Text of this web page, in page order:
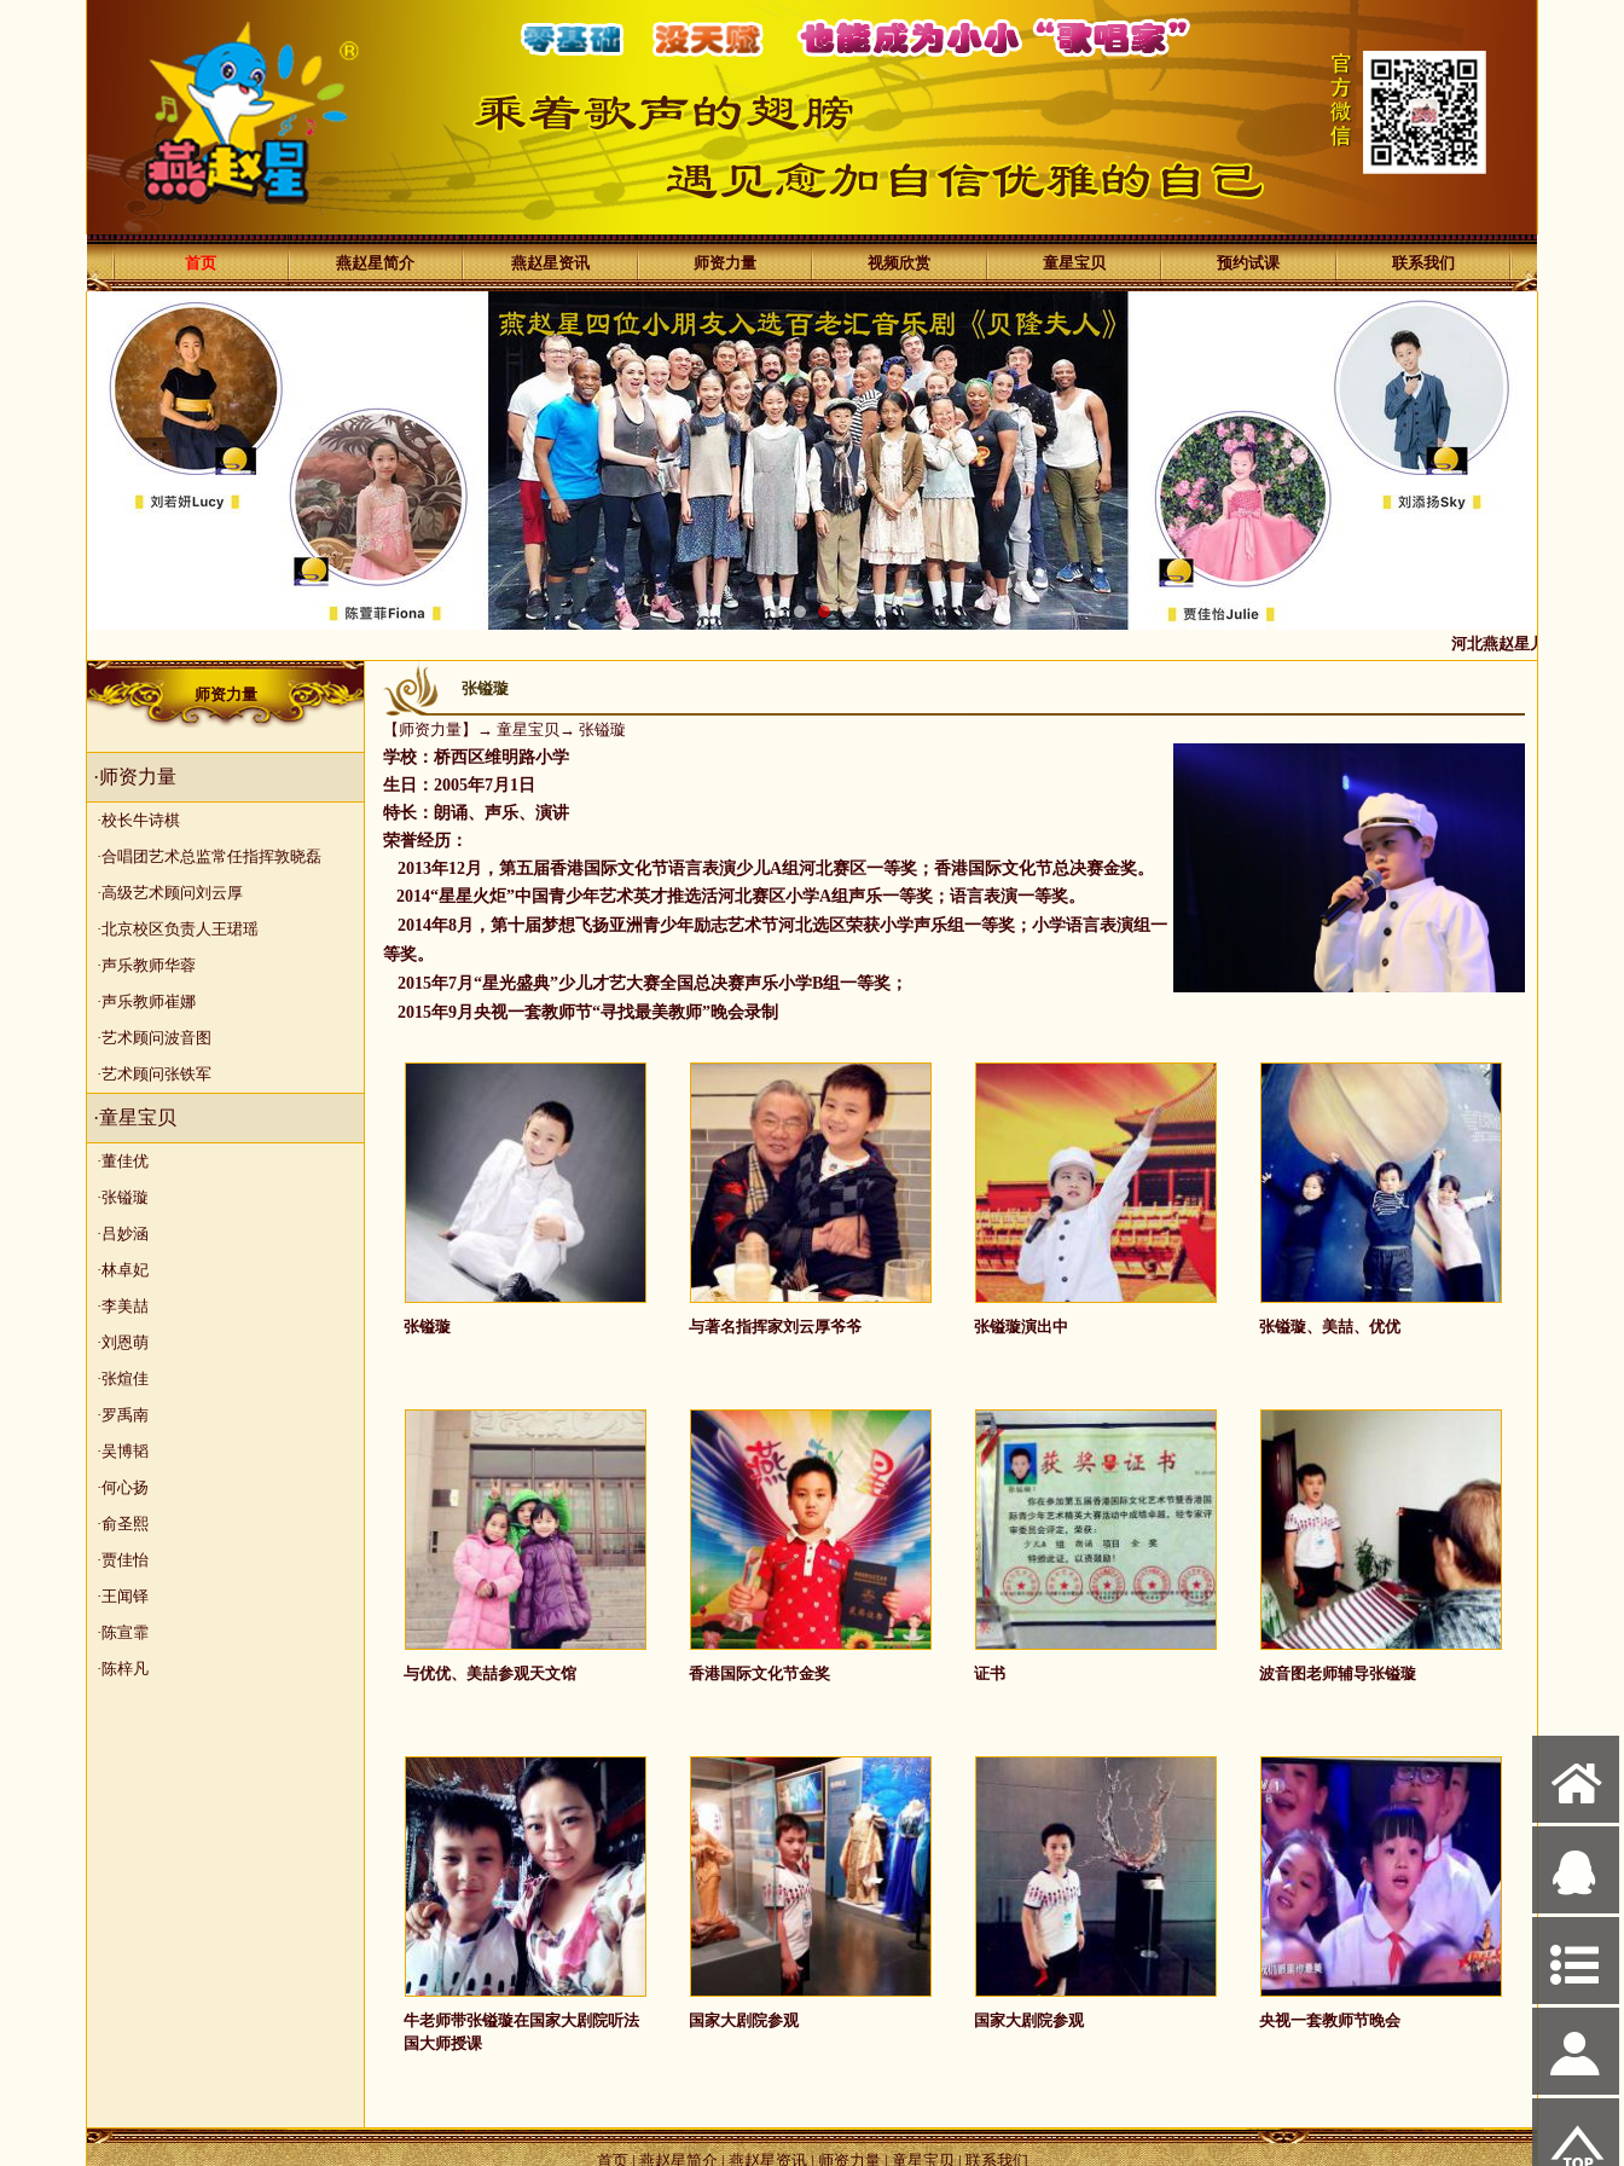
首页 燕赵星简介 燕赵星资讯 师资力量 视频欣赏 童星宝贝 预约试课 联系我们
河北燕赵星儿童音乐学
师资力量
·师资力量
·校长牛诗棋
·合唱团艺术总监常任指挥敦晓磊
·高级艺术顾问刘云厚
·北京校区负责人王珺瑶
·声乐教师华蓉
·声乐教师崔娜
·艺术顾问波音图
·艺术顾问张铁军
·童星宝贝
·董佳优
·张镒璇
·吕妙涵
·林卓妃
·李美喆
·刘恩萌
·张煊佳
·罗禹南
·吴博韬
·何心扬
·俞圣熙
·贾佳怡
·王闻铎
·陈宣霏
·陈梓凡
张镒璇
【 师资力量】→ 童星宝贝 → 张镒璇
学校：桥西区维明路小学
生日：2005年7月1日
特长：朗诵、声乐、演讲
荣誉经历：
2013年12月，第五届香港国际文化节语言表演少儿A组河北赛区一等奖； 香港国际文化节总决赛金奖。
2014“星星火炬”中国青少年艺术英才推选活河北赛区小学A组声乐一等奖；语言表演一等奖。
2014年8月， 第十届梦想飞扬亚洲青少年励志艺术节河北选区荣获小学声乐组一等奖；小学语言表演组一
等奖。
2015年7月“星光盛典”少儿才艺大赛全国总决赛声乐小学B组一等奖；
2015年9月央视一套教师节“寻找最美教师”晚会录制
张镒璇 与著名指挥家刘云厚爷爷 张镒璇演出中 张镒璇、美喆、优优
与优优、美喆参观天文馆 香港国际文化节金奖 证书 波音图老师辅导张镒璇
牛老师带张镒璇在国家大剧院听法
国大师授课
国家大剧院参观 国家大剧院参观 央视一套教师节晚会
首页|燕赵星简介|燕赵星资讯|师资力量|童星宝贝|联系我们
X
Q
P
S
u